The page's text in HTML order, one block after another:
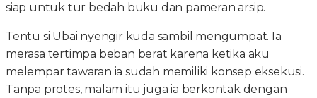
siap untuk tur bedah buku dan pameran arsip.
Tentu si Ubai nyengir kuda sambil mengumpat. Ia
merasa tertimpa beban berat karena ketika aku
melempar tawaran ia sudah memiliki konsep eksekusi.
Tanpa protes, malam itu juga ia berkontak dengan